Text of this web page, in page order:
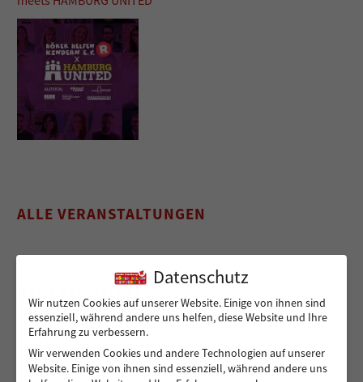
ALLE VERANSTALTUNGEN
Ein sicherer Ort für Kinder, die viel zu früh
Verantwortung übernehmen – 14.000 Euro für die
Datenschutz
Wir nutzen Cookies auf unserer Website. Einige von ihnen sind
essenziell, während andere uns helfen, diese Website und Ihre
Erfahrung zu verbessern.
Wir verwenden Cookies und andere Technologien auf unserer
Website. Einige von ihnen sind essenziell, während andere uns